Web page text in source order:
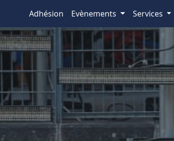
Adhésion Evènements Services